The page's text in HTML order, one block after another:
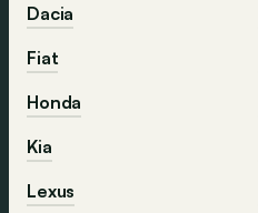
Dacia
Fiat
Honda
Kia
Lexus